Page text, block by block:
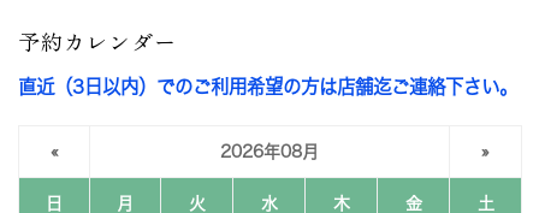
予約カレンダー
直近（3日以内）でのご利用希望の方は店舗迄ご連絡下さい。
« 2026年08月 »
日 月 火 水 木 金 土